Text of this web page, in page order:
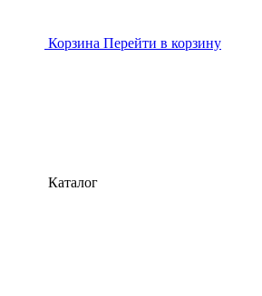
Корзина Перейти в корзину
Каталог